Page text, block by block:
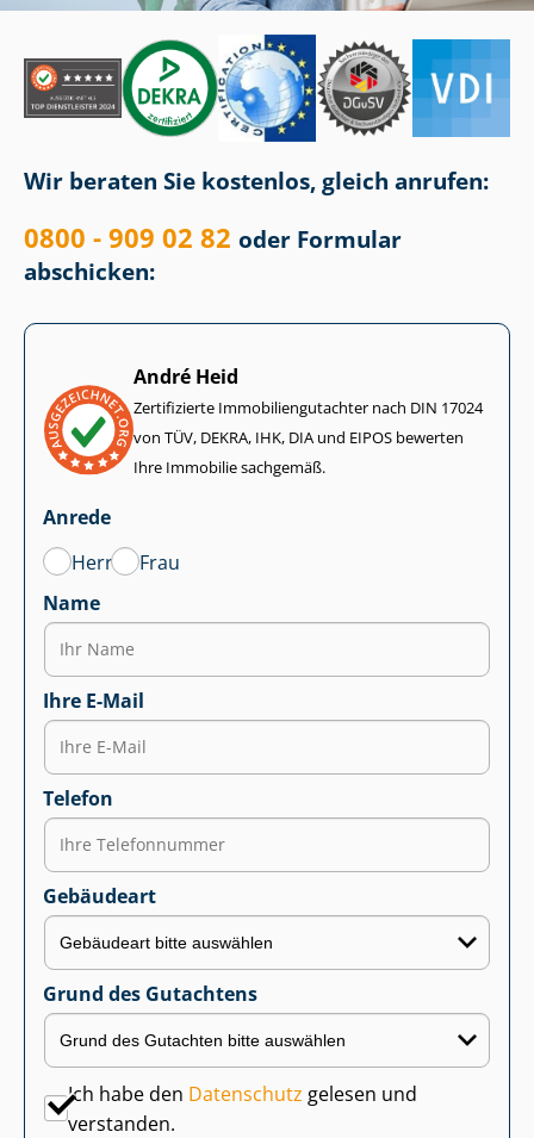
Wir beraten Sie kostenlos, gleich anrufen:
0800 - 909 02 82 oder Formular
abschicken:
André Heid
Zertifizierte Im­mo­bi­li­en­gut­ach­ter nach DIN 17024
von TÜV, DEKRA, IHK, DIA und EIPOS bewerten
Ihre Immobilie sachgemäß.
Anrede
Herr
Frau
Name
Ihre E-Mail
Telefon
Gebäudeart
Grund des Gutachtens
Ich habe den Datenschutz gelesen und
verstanden.